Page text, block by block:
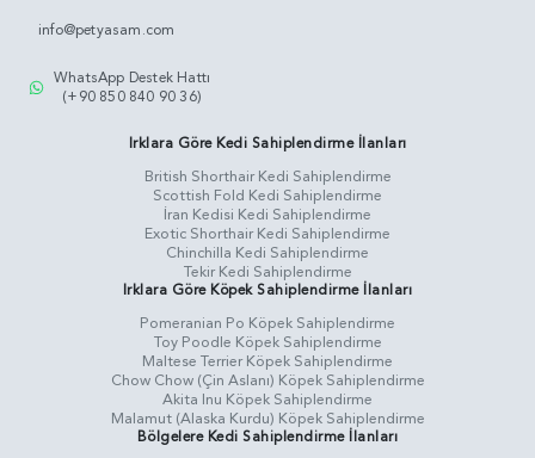
info@petyasam.com
WhatsApp Destek Hattı
(+90 850 840 90 36)
Irklara Göre Kedi Sahiplendirme İlanları
British Shorthair Kedi Sahiplendirme
Scottish Fold Kedi Sahiplendirme
İran Kedisi Kedi Sahiplendirme
Exotic Shorthair Kedi Sahiplendirme
Chinchilla Kedi Sahiplendirme
Tekir Kedi Sahiplendirme
Irklara Göre Köpek Sahiplendirme İlanları
Pomeranian Po Köpek Sahiplendirme
Toy Poodle Köpek Sahiplendirme
Maltese Terrier Köpek Sahiplendirme
Chow Chow (Çin Aslanı) Köpek Sahiplendirme
Akita Inu Köpek Sahiplendirme
Malamut (Alaska Kurdu) Köpek Sahiplendirme
Bölgelere Kedi Sahiplendirme İlanları